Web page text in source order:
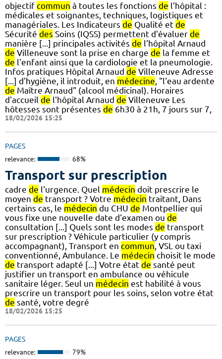
objectif commun à toutes les fonctions de l’hôpital :
médicales et soignantes, techniques, logistiques et
managériales. Les Indicateurs de Qualité et de
Sécurité des Soins (IQSS) permettent d'évaluer de
manière [...] principales activités de l'hôpital Arnaud
de Villeneuve sont la prise en charge de la femme et
de l'enfant ainsi que la cardiologie et la pneumologie.
Infos pratiques Hôpital Arnaud de Villeneuve Adresse
[...] d'hygiène, il introduit, en médecine , "l'eau ardente
de Maître Arnaud" (alcool médicinal). Horaires
d'accueil de l'hôpital Arnaud de Villeneuve Les
hôtesses sont présentes de 6h30 à 21h, 7 jours sur 7,
18/02/2026 15:25
PAGES
relevance: 68%
Transport sur prescription
cadre de l'urgence. Quel médecin doit prescrire le
moyen de transport ? Votre médecin traitant, Dans
certains cas, le médecin du CHU de Montpellier qui
vous fixe une nouvelle date d'examen ou de
consultation [...] Quels sont les modes de transport
sur prescription ? Véhicule particulier (y compris
accompagnant), Transport en commun, VSL ou taxi
conventionné, Ambulance. Le médecin choisit le mode
de transport adapté [...] Votre état de santé peut
justifier un transport en ambulance ou véhicule
sanitaire léger. Seul un médecin est habilité à vous
prescrire un transport pour les soins, selon votre état
de santé, votre degré
18/02/2026 15:25
PAGES
relevance: 79%